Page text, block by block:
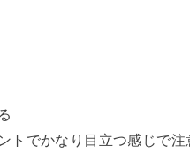
トでかなり目立つ感じで注